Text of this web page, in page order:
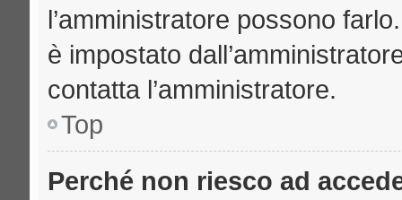
l’amministratore possono
è impostato
contatta l’amministratore.
Top
Perché non riesco ad